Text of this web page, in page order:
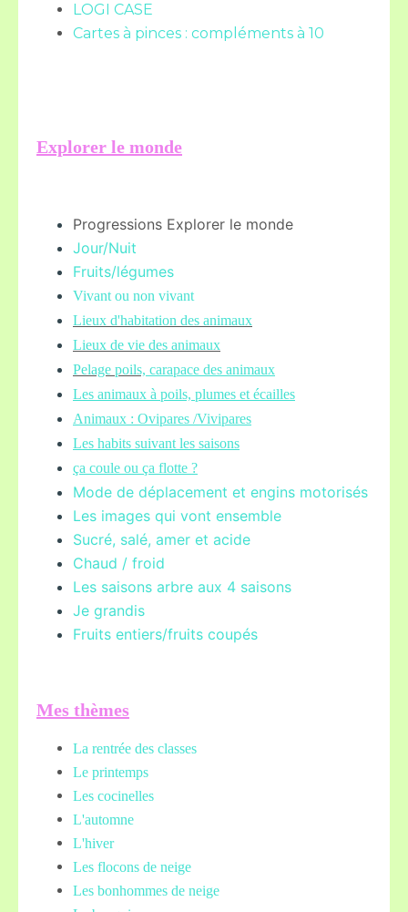
LOGI CASE
Cartes à pinces : compléments à 10
Explorer le monde
Progressions Explorer le monde
Jour/Nuit
Fruits/légumes
Vivant ou non vivant
Lieux d'habitation des animaux
Lieux de vie des animaux
Pelage poils, carapace des animaux
Les animaux à poils, plumes et écailles
Animaux : Ovipares /Vivipares
Les habits suivant les saisons
ça coule ou ça flotte ?
Mode de déplacement et engins motorisés
Les images qui vont ensemble
Sucré, salé, amer et acide
Chaud / froid
Les saisons arbre aux 4 saisons
Je grandis
Fruits entiers/fruits coupés
Mes thèmes
La rentrée des classes
Le printemps
Les cocinelles
L'automne
L'hiver
Les flocons de neige
Les bonhommes de neige